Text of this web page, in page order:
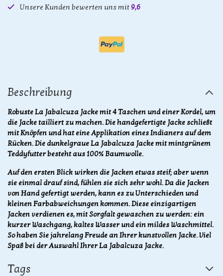
Unsere Kunden bewerten uns mit 9,6
Beschreibung
Robuste La Jabalcuza Jacke mit 4 Taschen und einer Kordel, um
die Jacke tailliert zu machen. Die handgefertigte Jacke schließt
mit Knöpfen und hat eine Applikation eines Indianers auf dem
Rücken. Die dunkelgraue La Jabalcuza Jacke mit mintgrünem
Teddyfutter besteht aus 100% Baumwolle.
Auf den ersten Blick wirken die Jacken etwas steif; aber wenn
sie einmal drauf sind, fühlen sie sich sehr wohl. Da die Jacken
von Hand gefertigt werden, kann es zu Unterschieden und
kleinen Farbabweichungen kommen. Diese einzigartigen
Jacken verdienen es, mit Sorgfalt gewaschen zu werden: ein
kurzer Waschgang, kaltes Wasser und ein mildes Waschmittel.
So haben Sie jahrelang Freude an Ihrer kunstvollen Jacke. Viel
Spaß bei der Auswahl Ihrer La Jabalcuza Jacke.
Tags